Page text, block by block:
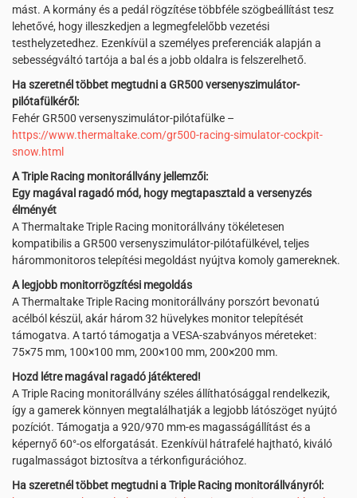
mást. A kormány és a pedál rögzítése többféle szögbeállítást tesz
lehetővé, hogy illeszkedjen a legmegfelelőbb vezetési
testhelyzetedhez. Ezenkívül a személyes preferenciák alapján a
sebességváltó tartója a bal és a jobb oldalra is felszerelhető.
Ha szeretnél többet megtudni a GR500 versenyszimulátor-
pilótafülkéről:
Fehér GR500 versenyszimulátor-pilótafülke –
https://www.thermaltake.com/gr500-racing-simulator-cockpit-
snow.html
A Triple Racing monitorállvány jellemzői:
Egy magával ragadó mód, hogy megtapasztald a versenyzés
élményét
A Thermaltake Triple Racing monitorállvány tökéletesen
kompatibilis a GR500 versenyszimulátor-pilótafülkével, teljes
hárommonitoros telepítési megoldást nyújtva komoly gamereknek.
A legjobb monitorrögzítési megoldás
A Thermaltake Triple Racing monitorállvány porszórt bevonatú
acélból készül, akár három 32 hüvelykes monitor telepítését
támogatva. A tartó támogatja a VESA-szabványos méreteket:
75×75 mm, 100×100 mm, 200×100 mm, 200×200 mm.
Hozd létre magával ragadó játéktered!
A Triple Racing monitorállvány széles állíthatósággal rendelkezik,
így a gamerek könnyen megtalálhatják a legjobb látószöget nyújtó
pozíciót. Támogatja a 920/970 mm-es magasságállítást és a
képernyő 60°-os elforgatását. Ezenkívül hátrafelé hajtható, kiváló
rugalmasságot biztosítva a térkonfigurációhoz.
Ha szeretnél többet megtudni a Triple Racing monitorállványról: